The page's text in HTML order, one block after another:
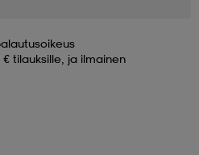
tilauksille, ja ilmainen